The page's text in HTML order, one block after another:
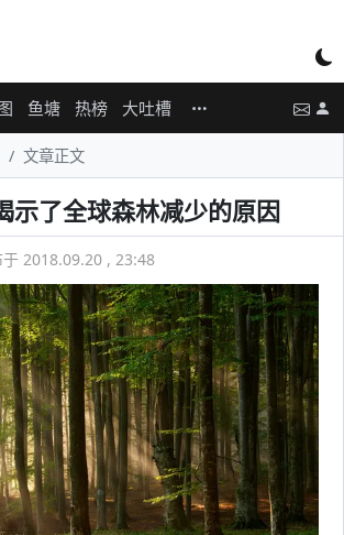
鱼塘 热榜 大吐槽
文章正文
示了全球森林减少的原因
于 2018.09.20 , 23:48